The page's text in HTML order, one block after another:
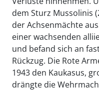
dem Sturz Mussolinis
der Achsenmächte
einer wachsenden
und befand sich an
Rückzug. Die Rote
1943 den Kaukasus,
drängte die